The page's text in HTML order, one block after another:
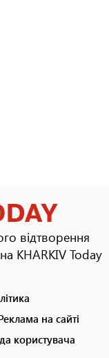
відтворення
KHARKIV Today
на сайті
користувача